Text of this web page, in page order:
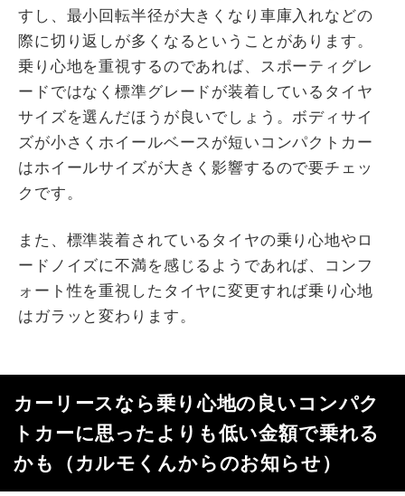
すし、最小回転半径が大きくなり車庫入れなどの
際に切り返しが多くなるということがあります。
乗り心地を重視するのであれば、スポーティグレ
ードではなく標準グレードが装着しているタイヤ
サイズを選んだほうが良いでしょう。ボディサイ
ズが小さくホイールベースが短いコンパクトカー
はホイールサイズが大きく影響するので要チェッ
クです。
また、標準装着されているタイヤの乗り心地やロ
ードノイズに不満を感じるようであれば、コンフ
ォート性を重視したタイヤに変更すれば乗り心地
はガラッと変わります。
カーリースなら乗り心地の良いコンパク
トカーに思ったよりも低い金額で乗れる
かも（カルモくんからのお知らせ）